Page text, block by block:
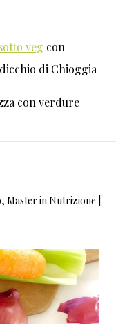
veg con
di Chioggia
con verdure
Master in Nutrizione |